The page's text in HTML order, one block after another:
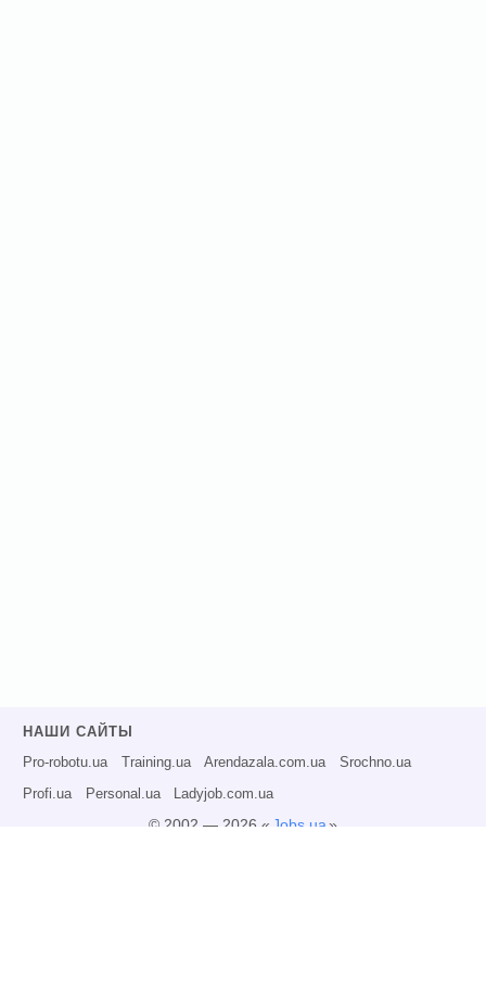
НАШИ САЙТЫ
Pro-robotu.ua Training.ua Arendazala.com.ua Srochno.ua
Profi.ua Personal.ua Ladyjob.com.ua
© 2002 — 2026 « Jobs.ua»